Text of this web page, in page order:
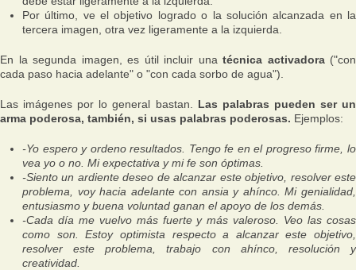
Por último, ve el objetivo logrado o la solución alcanzada en la
tercera imagen, otra vez ligeramente a la izquierda.
En la segunda imagen, es útil incluir una técnica activadora("con
cada paso hacia adelante" o "con cada sorbo de agua").
Las imágenes por lo general bastan. Las palabras pueden ser un
arma poderosa, también, si usas palabras poderosas. Ejemplos:
-Yo espero y ordeno resultados. Tengo fe en el progreso firme, lo
vea yo o no. Mi expectativa y mi fe son óptimas.
-Siento un ardiente deseo de alcanzar este objetivo, resolver este
problema, voy hacia adelante con ansia y ahínco. Mi genialidad,
entusiasmo y buena voluntad ganan el apoyo de los demás.
-Cada día me vuelvo más fuerte y más valeroso. Veo las cosas
como son. Estoy optimista respecto a alcanzar este objetivo,
resolver este problema, trabajo con ahínco, resolución y
creatividad.